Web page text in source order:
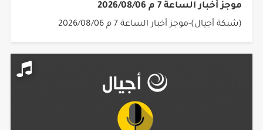
موجز أخبار الساعة 7 م 2026/08/06
(شبكة أجيال)-موجز أخبار الساعة 7 م 2026/08/06